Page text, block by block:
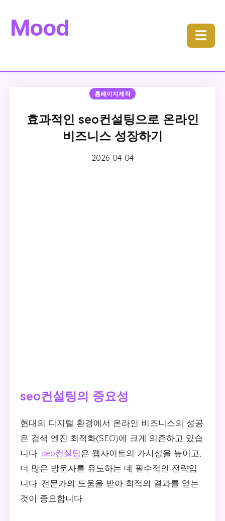
Mood ☰
홈페이지제작
효과적인 seo컨설팅으로 온라인
비즈니스 성장하기
2026-04-04
seo컨설팅의 중요성
현대의 디지털 환경에서 온라인 비즈니스의 성공
은 검색 엔진 최적화(SEO)에 크게 의존하고 있습
니다. seo컨설팅은 웹사이트의 가시성을 높이고,
더 많은 방문자를 유도하는 데 필수적인 전략입
니다. 전문가의 도움을 받아 최적의 결과를 얻는
것이 중요합니다.